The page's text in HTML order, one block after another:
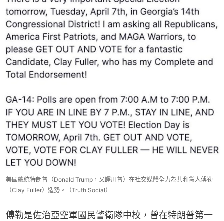
美國總統特朗普（Donald Trump，又譯川普）在社交媒體全力為共和黨人傅勒
（Clay Fuller）造勢。（Truth Social）
傅勒是佐治亞空軍國民警衛隊中校，曾在特朗普第一